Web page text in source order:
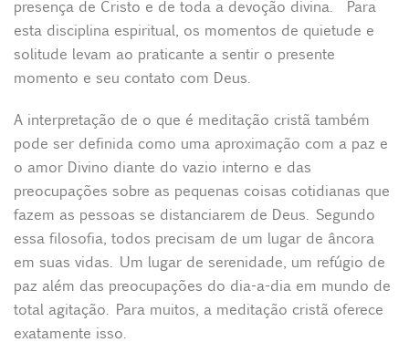
presença de Cristo e de toda a devoção divina. Para
esta disciplina espiritual, os momentos de quietude e
solitude levam ao praticante a sentir o presente
momento e seu contato com Deus.
A interpretação de o que é meditação cristã também
pode ser definida como uma aproximação com a paz e
o amor Divino diante do vazio interno e das
preocupações sobre as pequenas coisas cotidianas que
fazem as pessoas se distanciarem de Deus. Segundo
essa filosofia, todos precisam de um lugar de âncora
em suas vidas. Um lugar de serenidade, um refúgio de
paz além das preocupações do dia-a-dia em mundo de
total agitação. Para muitos, a meditação cristã oferece
exatamente isso.